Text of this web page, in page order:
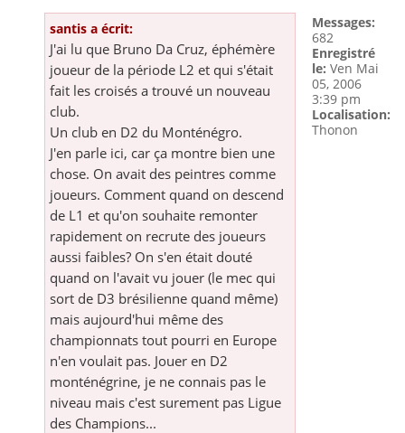
santis a écrit:
J'ai lu que Bruno Da Cruz, éphémère
joueur de la période L2 et qui s'était
fait les croisés a trouvé un nouveau
club.
Un club en D2 du Monténégro.
J'en parle ici, car ça montre bien une
chose. On avait des peintres comme
joueurs. Comment quand on descend
de L1 et qu'on souhaite remonter
rapidement on recrute des joueurs
aussi faibles? On s'en était douté
quand on l'avait vu jouer (le mec qui
sort de D3 brésilienne quand même)
mais aujourd'hui même des
championnats tout pourri en Europe
n'en voulait pas. Jouer en D2
monténégrine, je ne connais pas le
niveau mais c'est surement pas Ligue
des Champions...
Messages:
682
Enregistré
le: Ven Mai
05, 2006
3:39 pm
Localisation:
Thonon